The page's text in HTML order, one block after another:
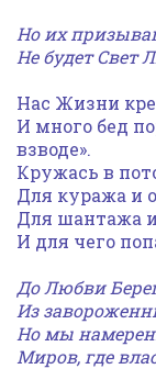
Но их
Не будет Свет
Нас Жизни
И много бед
взводе».
Кружась в
Для куража и
Для шантажа
И для чего
До Любви
Из
Но мы
Миров, где